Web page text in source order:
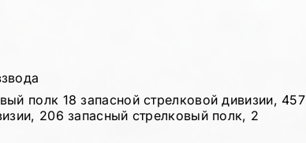
полк 18 запасной стрелковой дивизии, 457
206 запасный стрелковый полк, 2